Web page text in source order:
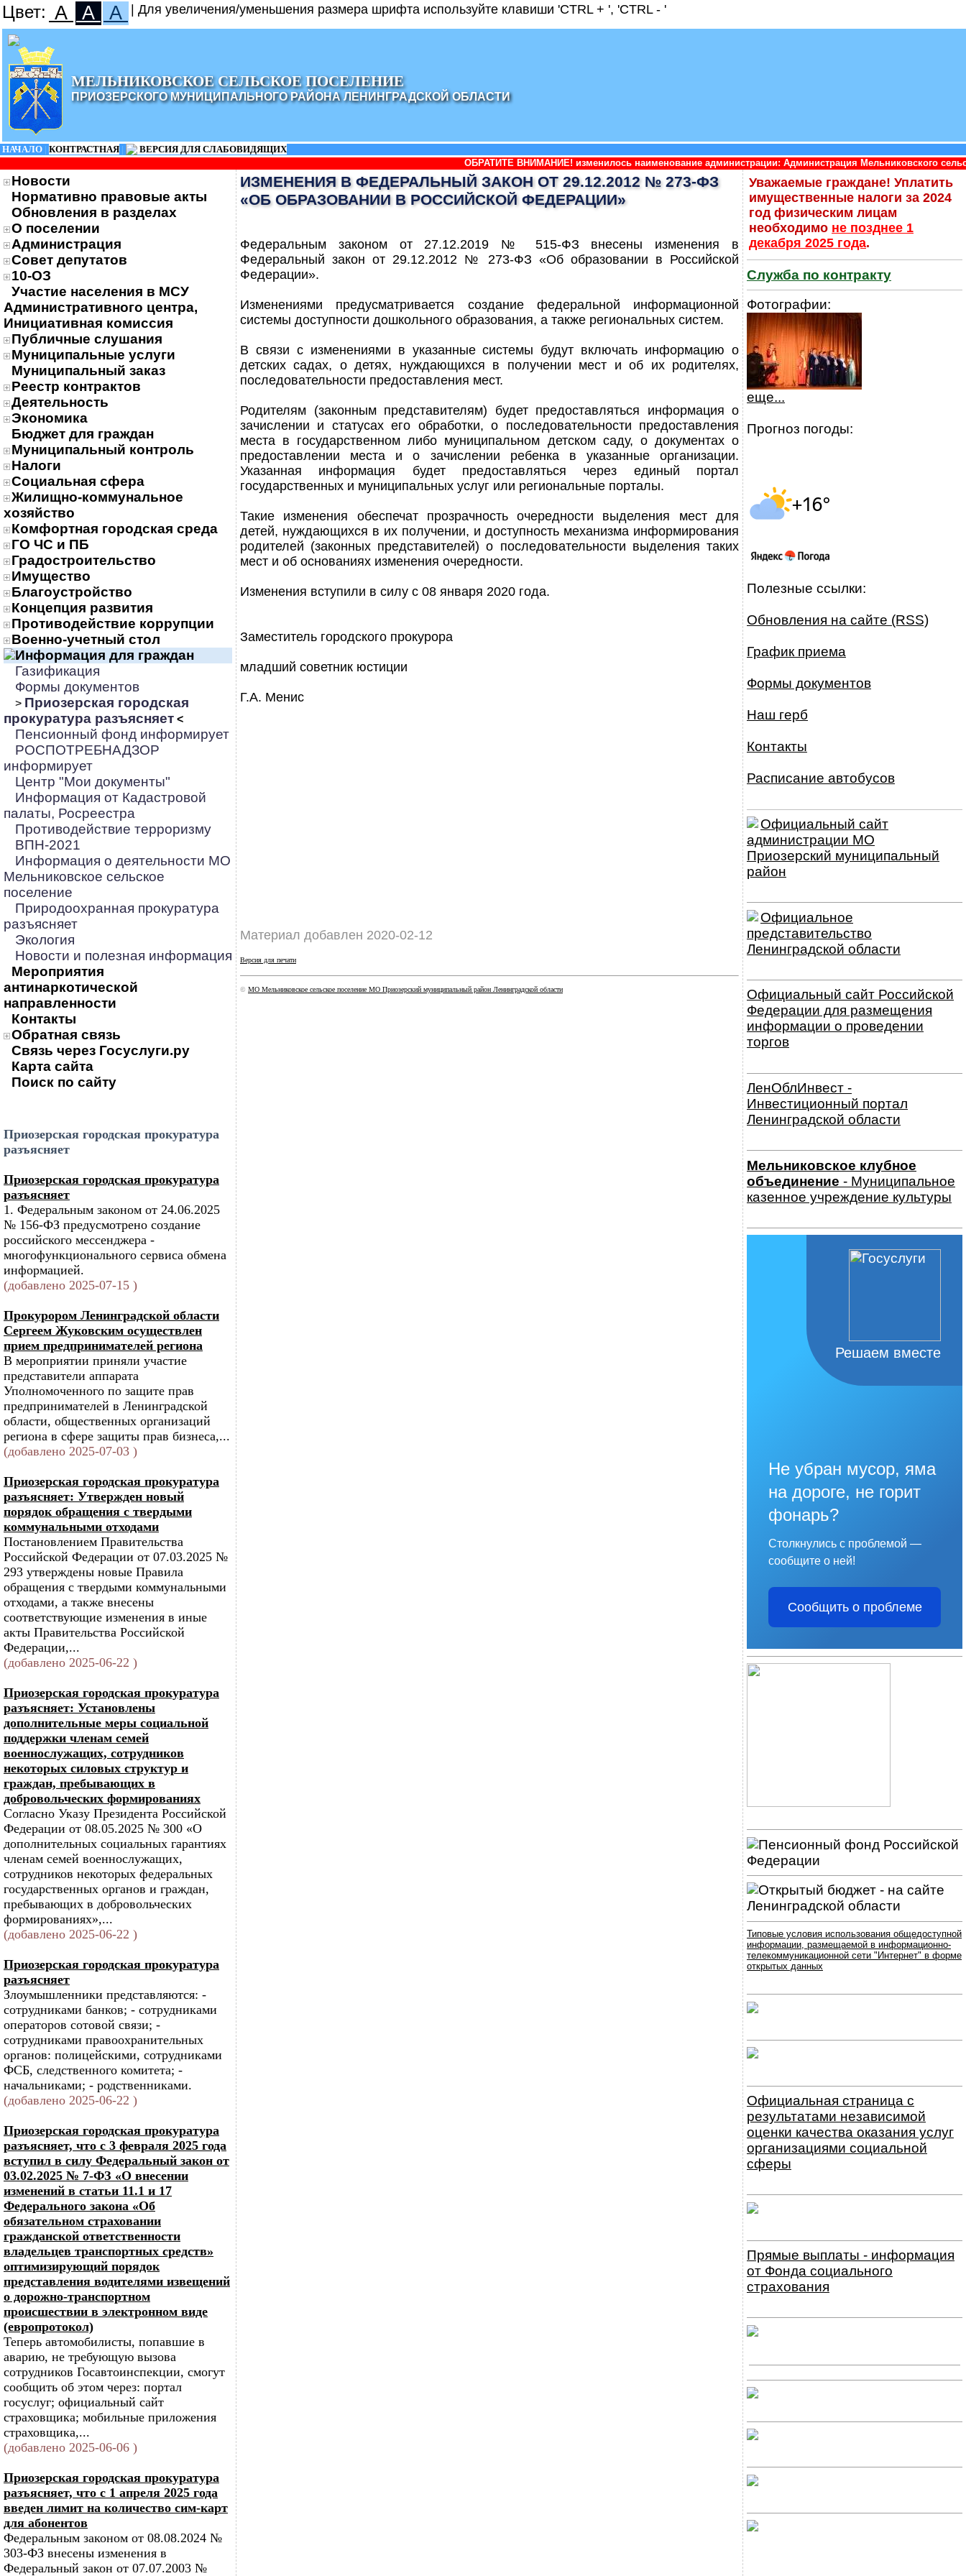
Цвет: A A A | Для увеличения/уменьшения размера шрифта используйте клавиши 'CTRL + ', 'CTRL - '
МЕЛЬНИКОВСКОЕ СЕЛЬСКОЕ ПОСЕЛЕНИЕ
ПРИОЗЕРСКОГО МУНИЦИПАЛЬНОГО РАЙОНА ЛЕНИНГРАДСКОЙ ОБЛАСТИ
НАЧАЛО | КОНТРАСТНАЯ |
ВЕРСИЯ ДЛЯ СЛАБОВИДЯЩИХ
ОБРАТИТЕ ВНИМАНИЕ! изменилось наименование администрации: Администрация Мельниковского сельского поселения
Новости
Нормативно правовые акты
Обновления в разделах
О поселении
Администрация
Совет депутатов
10-ОЗ
Участие населения в МСУ
Административного центра,
Инициативная комиссия
Публичные слушания
Муниципальные услуги
Муниципальный заказ
Реестр контрактов
Деятельность
Экономика
Бюджет для граждан
Муниципальный контроль
Налоги
Социальная сфера
Жилищно-коммунальное
хозяйство
Комфортная городская среда
ГО ЧС и ПБ
Градостроительство
Имущество
Благоустройство
Концепция развития
Противодействие коррупции
Военно-учетный стол
Информация для граждан
Газификация
Формы документов
> Приозерская городская
прокуратура разъясняет <
Пенсионный фонд информирует
РОСПОТРЕБНАДЗОР
информирует
Центр "Мои документы"
Информация от Кадастровой
палаты, Росреестра
Противодействие терроризму
ВПН-2021
Информация о деятельности МО
Мельниковское сельское
поселение
Природоохранная прокуратура
разъясняет
Экология
Новости и полезная информация
Мероприятия
антинаркотической
направленности
Контакты
Обратная связь
Связь через Госуслуги.ру
Карта сайта
Поиск по сайту
Приозерская городская прокуратура
разъясняет
Приозерская городская прокуратура
разъясняет
1. Федеральным законом от 24.06.2025
№ 156-ФЗ предусмотрено создание
российского мессенджера -
многофункционального сервиса обмена
информацией.
(добавлено 2025-07-15 )
Прокурором Ленинградской области
Сергеем Жуковским осуществлен
прием предпринимателей региона
В мероприятии приняли участие
представители аппарата
Уполномоченного по защите прав
предпринимателей в Ленинградской
области, общественных организаций
региона в сфере защиты прав бизнеса,...
(добавлено 2025-07-03 )
Приозерская городская прокуратура
разъясняет: Утвержден новый
порядок обращения с твердыми
коммунальными отходами
Постановлением Правительства
Российской Федерации от 07.03.2025 №
293 утверждены новые Правила
обращения с твердыми коммунальными
отходами, а также внесены
соответствующие изменения в иные
акты Правительства Российской
Федерации,...
(добавлено 2025-06-22 )
Приозерская городская прокуратура
разъясняет: Установлены
дополнительные меры социальной
поддержки членам семей
военнослужащих, сотрудников
некоторых силовых структур и
граждан, пребывающих в
добровольческих формированиях
Согласно Указу Президента Российской
Федерации от 08.05.2025 № 300 «О
дополнительных социальных гарантиях
членам семей военнослужащих,
сотрудников некоторых федеральных
государственных органов и граждан,
пребывающих в добровольческих
формированиях»,...
(добавлено 2025-06-22 )
Приозерская городская прокуратура
разъясняет
Злоумышленники представляются: -
сотрудниками банков; - сотрудниками
операторов сотовой связи; -
сотрудниками правоохранительных
органов: полицейскими, сотрудниками
ФСБ, следственного комитета; -
начальниками; - родственниками.
(добавлено 2025-06-22 )
Приозерская городская прокуратура
разъясняет, что с 3 февраля 2025 года
вступил в силу Федеральный закон от
03.02.2025 № 7-ФЗ «О внесении
изменений в статьи 11.1 и 17
Федерального закона «Об
обязательном страховании
гражданской ответственности
владельцев транспортных средств»
оптимизирующий порядок
представления водителями извещений
о дорожно-транспортном
происшествии в электронном виде
(европротокол)
Теперь автомобилисты, попавшие в
аварию, не требующую вызова
сотрудников Госавтоинспекции, смогут
сообщить об этом через: портал
госуслуг; официальный сайт
страховщика; мобильные приложения
страховщика,...
(добавлено 2025-06-06 )
Приозерская городская прокуратура
разъясняет, что с 1 апреля 2025 года
введен лимит на количество сим-карт
для абонентов
Федеральным законом от 08.08.2024 №
303-ФЗ внесены изменения в
Федеральный закон от 07.07.2003 №
ИЗМЕНЕНИЯ В ФЕДЕРАЛЬНЫЙ ЗАКОН ОТ 29.12.2012 № 273-ФЗ
«ОБ ОБРАЗОВАНИИ В РОССИЙСКОЙ ФЕДЕРАЦИИ»
Федеральным законом от 27.12.2019 № 515-ФЗ внесены изменения в
Федеральный закон от 29.12.2012 № 273-ФЗ «Об образовании в Российской
Федерации».
Изменениями предусматривается создание федеральной информационной
системы доступности дошкольного образования, а также региональных систем.
В связи с изменениями в указанные системы будут включать информацию о
детских садах, о детях, нуждающихся в получении мест и об их родителях,
последовательности предоставления мест.
Родителям (законным представителям) будет предоставляться информация о
зачислении и статусах его обработки, о последовательности предоставления
места в государственном либо муниципальном детском саду, о документах о
предоставлении места и о зачислении ребенка в указанные организации.
Указанная информация будет предоставляться через единый портал
государственных и муниципальных услуг или региональные порталы.
Такие изменения обеспечат прозрачность очередности выделения мест для
детей, нуждающихся в их получении, и доступность механизма информирования
родителей (законных представителей) о последовательности выделения таких
мест и об основаниях изменения очередности.
Изменения вступили в силу с 08 января 2020 года.
Заместитель городского прокурора
младший советник юстиции
Г.А. Менис
Материал добавлен 2020-02-12
Версия для печати
© МО Мельниковское сельское поселение МО Приозерский муниципальный район Ленинградской области
Уважаемые граждане! Уплатить
имущественные налоги за 2024
год физическим лицам
необходимо не позднее 1
декабря 2025 года.
Служба по контракту
Фотографии:
еще...
Прогноз погоды:
Полезные ссылки:
Обновления на сайте (RSS)
График приема
Формы документов
Наш герб
Контакты
Расписание автобусов
Официальный сайт
администрации МО
Приозерский муниципальный
район
Официальное
представительство
Ленинградской области
Официальный сайт Российской
Федерации для размещения
информации о проведении
торгов
ЛенОблИнвест -
Инвестиционный портал
Ленинградской области
Мельниковское клубное
объединение - Муниципальное
казенное учреждение культуры
Решаем вместе
Не убран мусор, яма
на дороге, не горит
фонарь?
Столкнулись с проблемой —
сообщите о ней!
Сообщить о проблеме
Типовые условия использования общедоступной
информации, размещаемой в информационно-
телекоммуникационной сети "Интернет" в форме
открытых данных
Официальная страница с
результатами независимой
оценки качества оказания услуг
организациями социальной
сферы
Прямые выплаты - информация
от Фонда социального
страхования